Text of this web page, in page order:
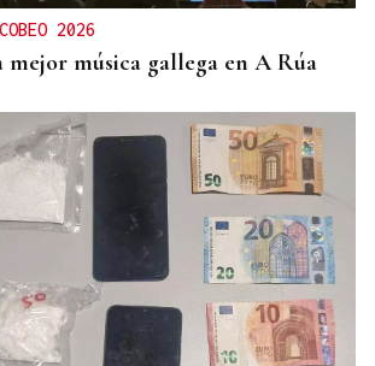
2026
mejor música gallega en A Rúa